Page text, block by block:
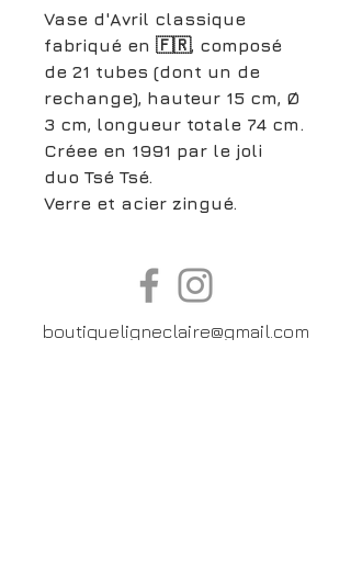
Vase d'Avril classique
fabriqué en 🇫🇷, composé
de 21 tubes (dont un de
rechange), hauteur 15 cm, Ø
3 cm, longueur totale 74 cm.
Créee en 1991 par le joli
duo Tsé Tsé.
Verre et acier zingué.
boutiqueligneclaire@gmail.com